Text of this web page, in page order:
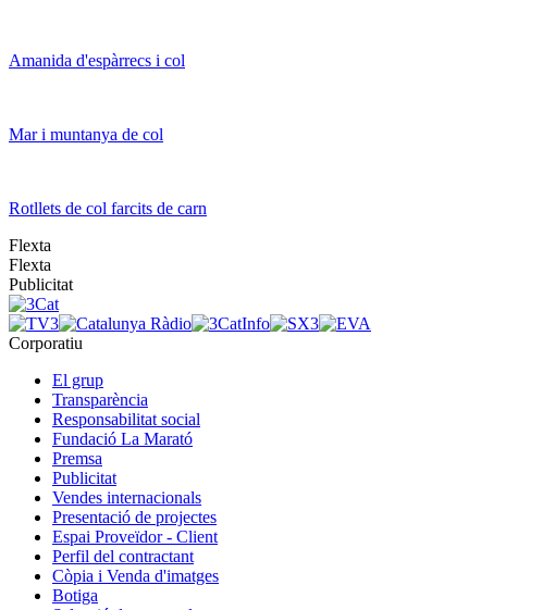
Amanida d'espàrrecs i col
Mar i muntanya de col
Rotllets de col farcits de carn
Flexta
Flexta
Publicitat
Corporatiu
El grup
Transparència
Responsabilitat social
Fundació La Marató
Premsa
Publicitat
Vendes internacionals
Presentació de projectes
Espai Proveïdor - Client
Perfil del contractant
Còpia i Venda d'imatges
Botiga